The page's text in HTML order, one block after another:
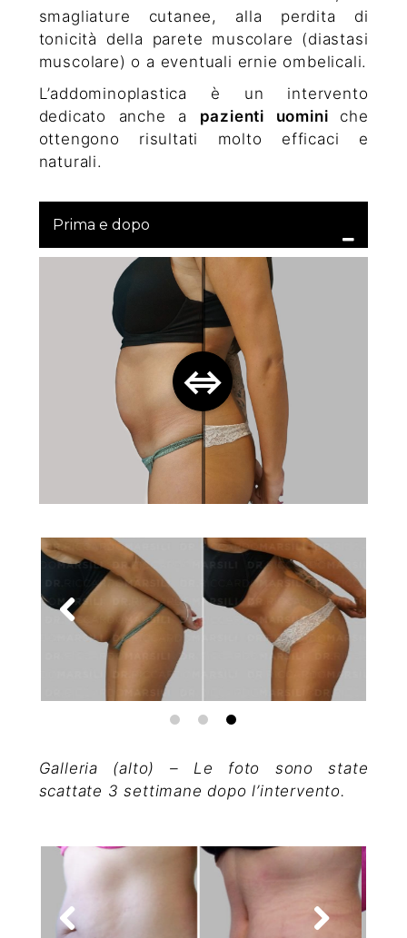
smagliature cutanee, alla perdita di
tonicità della parete muscolare (diastasi
muscolare) o a eventuali ernie ombelicali.
L’addominoplastica è un intervento
dedicato anche a pazienti uomini che
ottengono risultati molto efficaci e
naturali.
Prima e dopo
Galleria (alto) – Le foto sono state
scattate 3 settimane dopo l’intervento.